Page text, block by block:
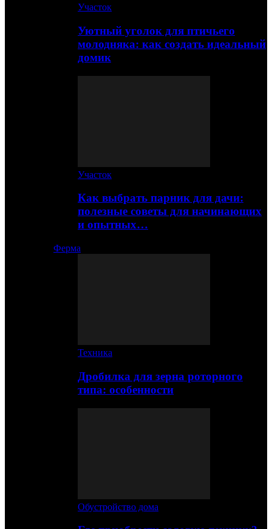
Участок
Уютный уголок для птичьего
молодняка: как создать идеальный
домик
Участок
Как выбрать парник для дачи:
полезные советы для начинающих
и опытных…
Ферма
Техника
Дробилка для зерна роторного
типа: особенности
Обустройство дома